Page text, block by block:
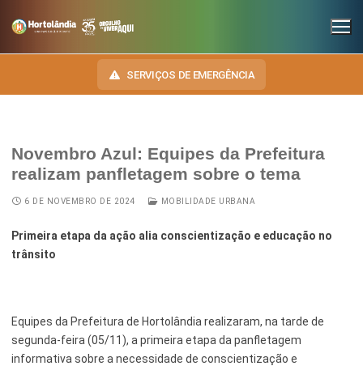
SERVIÇOS DE EMERGÊNCIA
INSTITUCIONAL
SECRETARIAS
Assuntos Jurídicos
Desenvolvimento Econômico, Trabalho, Turismo e Inovação
Educação, Ciência e Tecnologia
NOSSA CIDADE
HINO, BRASÃO E BANDEIRA
Downloads
Telefones Úteis
TRANSPARÊNCIA
E-SIC
LEIS MUNICIPAIS
Novembro Azul: Equipes da Prefeitura
realizam panfletagem sobre o tema
6 DE NOVEMBRO DE 2024 MOBILIDADE URBANA
Primeira etapa da ação alia conscientização e educação no
trânsito
Equipes da Prefeitura de Hortolândia realizaram, na tarde de
segunda-feira (05/11), a primeira etapa da panfletagem
informativa sobre a necessidade de conscientização e